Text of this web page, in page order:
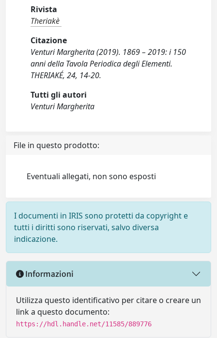
Rivista
Theriakè
Citazione
Venturi Margherita (2019). 1869 – 2019: i 150
anni della Tavola Periodica degli Elementi.
THERIAKÉ, 24, 14-20.
Tutti gli autori
Venturi Margherita
File in questo prodotto:
Eventuali allegati, non sono esposti
I documenti in IRIS sono protetti da copyright e
tutti i diritti sono riservati, salvo diversa
indicazione.
Informazioni
Utilizza questo identificativo per citare o creare un
link a questo documento:
https://hdl.handle.net/11585/889776